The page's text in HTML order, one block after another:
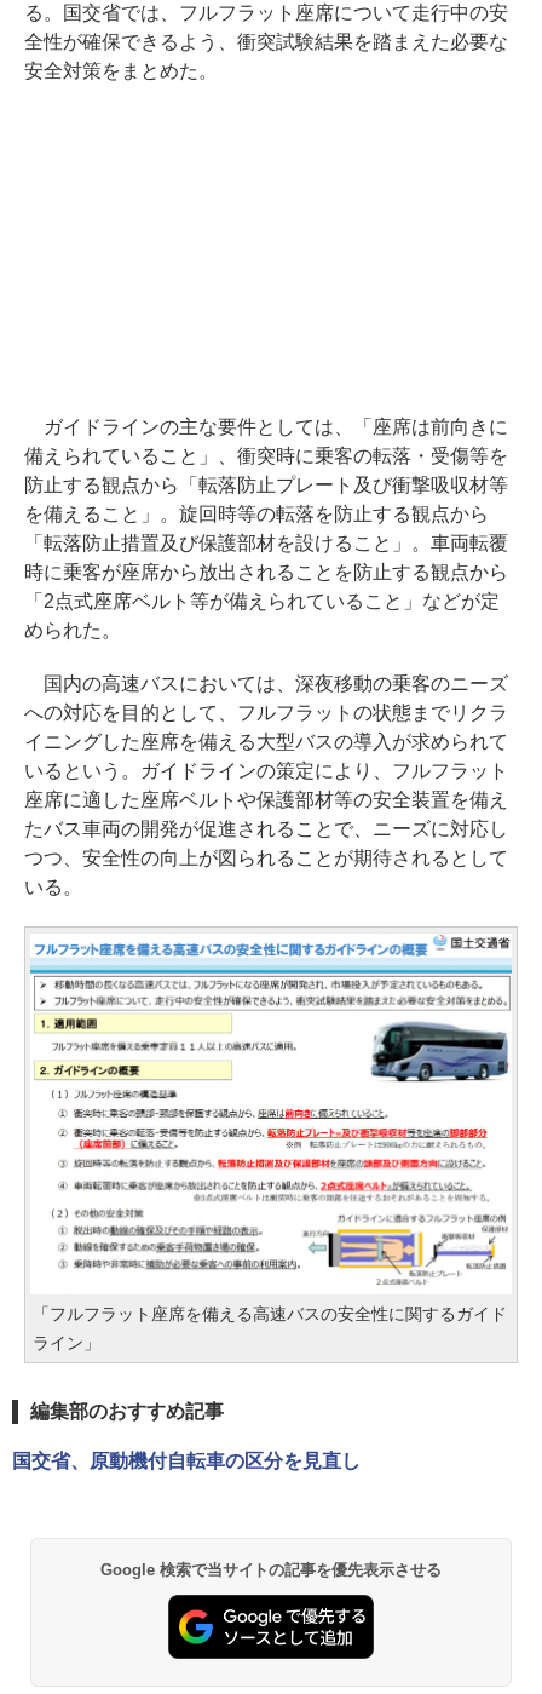
る。国交省では、フルフラット座席について走行中の安
全性が確保できるよう、衝突試験結果を踏まえた必要な
安全対策をまとめた。
ガイドラインの主な要件としては、「座席は前向きに
備えられていること」、衝突時に乗客の転落・受傷等を
防止する観点から「転落防止プレート及び衝撃吸収材等
を備えること」。旋回時等の転落を防止する観点から
「転落防止措置及び保護部材を設けること」。車両転覆
時に乗客が座席から放出されることを防止する観点から
「2点式座席ベルト等が備えられていること」などが定
められた。
国内の高速バスにおいては、深夜移動の乗客のニーズ
への対応を目的として、フルフラットの状態までリクラ
イニングした座席を備える大型バスの導入が求められて
いるという。ガイドラインの策定により、フルフラット
座席に適した座席ベルトや保護部材等の安全装置を備え
たバス車両の開発が促進されることで、ニーズに対応し
つつ、安全性の向上が図られることが期待されるとして
いる。
「フルフラット座席を備える高速バスの安全性に関するガイド
ライン」
編集部のおすすめ記事
国交省、原動機付自転車の区分を見直し
Google 検索で当サイトの記事を優先表示させる